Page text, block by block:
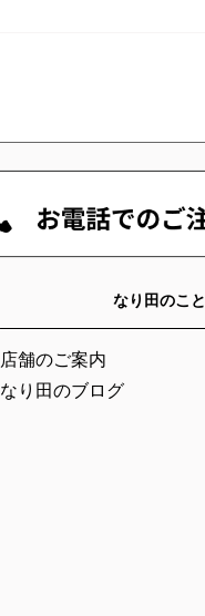
なり田のこと
店舗のご案内
なり田のブログ